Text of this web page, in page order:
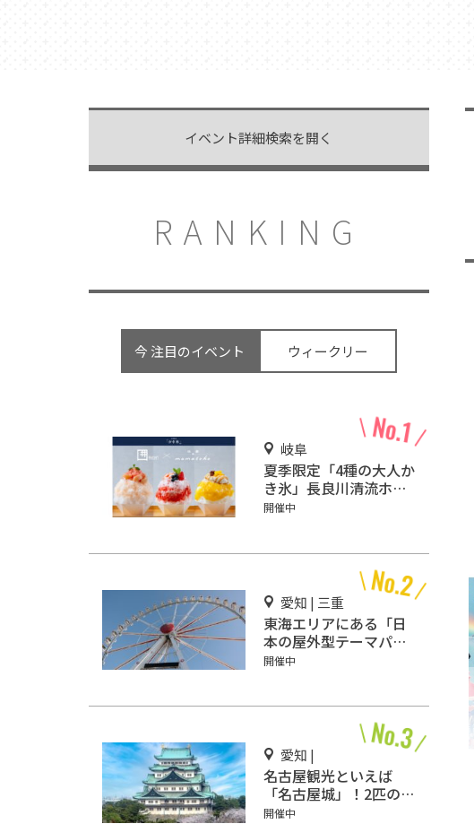
イベント詳細検索を開く
RANKING
今 注目のイベント ウィークリー
岐阜
夏季限定「4種の大人か
き氷」長良川清流ホテ
ルで販売
開催中
愛知 | 三重
東海エリアにある「日
本の屋外型テーマパー
ク敷地面積ランキン
開催中
愛知 |
名古屋観光といえば
「名古屋城」！2匹の金
鯱を見に行こう
開催中